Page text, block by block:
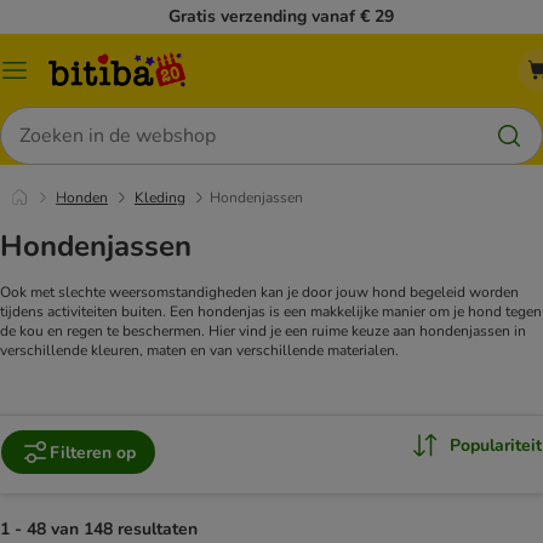
Gratis verzending vanaf € 29
Catalogusmenu
Zoeken
Honden Kleding Hondenjassen
Hondenjassen
Ook met slechte weersomstandigheden kan je door jouw hond begeleid worden
tijdens activiteiten buiten. Een hondenjas is een makkelijke manier om je hond tegen
de kou en regen te beschermen. Hier vind je een ruime keuze aan hondenjassen in
verschillende kleuren, maten en van verschillende materialen.
Filteren op Populariteit
1 - 48 van 148 resultaten